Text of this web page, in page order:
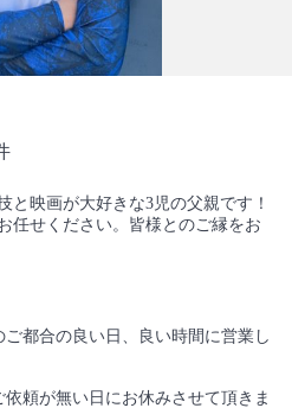
と映画が大好きな3児の父親です！
任せください。皆様とのご縁をお
ご都合の良い日、良い時間に営業し
依頼が無い日にお休みさせて頂きま